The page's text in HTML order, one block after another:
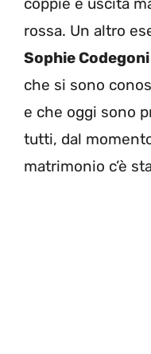
coppie è uscita
rossa. Un altro
Sophie
che si sono
e che oggi sono
tutti, dal
matrimonio c’è